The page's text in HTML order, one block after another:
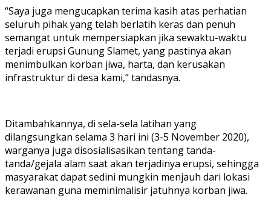
“Saya juga mengucapkan terima kasih atas perhatian
seluruh pihak yang telah berlatih keras dan penuh
semangat untuk mempersiapkan jika sewaktu-waktu
terjadi erupsi Gunung Slamet, yang pastinya akan
menimbulkan korban jiwa, harta, dan kerusakan
infrastruktur di desa kami,” tandasnya.
Ditambahkannya, di sela-sela latihan yang
dilangsungkan selama 3 hari ini (3-5 November 2020),
warganya juga disosialisasikan tentang tanda-
tanda/gejala alam saat akan terjadinya erupsi, sehingga
masyarakat dapat sedini mungkin menjauh dari lokasi
kerawanan guna meminimalisir jatuhnya korban jiwa.